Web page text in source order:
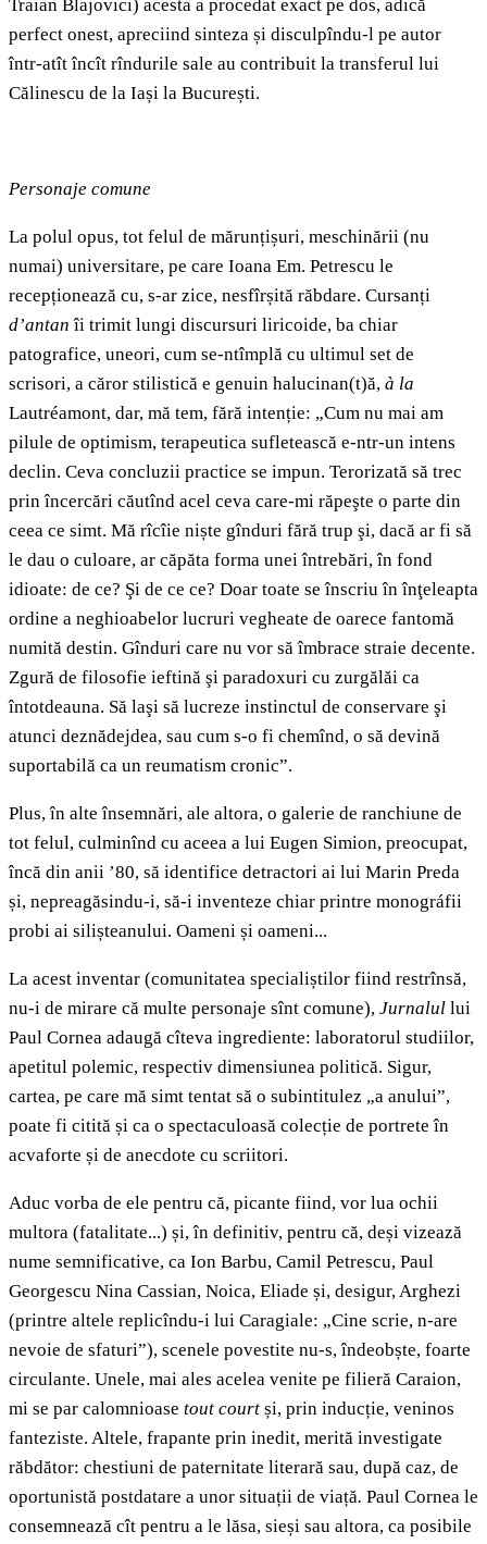
Traian Blajovici) acesta a procedat exact pe dos, adică
perfect onest, apreciind sinteza și disculpîndu-l pe autor
într-atît încît rîndurile sale au contribuit la transferul lui
Călinescu de la Iași la București.
Personaje comune
La polul opus, tot felul de mărunțișuri, meschinării (nu
numai) universitare, pe care Ioana Em. Petrescu le
recepționează cu, s-ar zice, nesfîrșită răbdare. Cursanți
d’antanîi trimit lungi discursuri liricoide, ba chiar
patografice, uneori, cum se-ntîmplă cu ultimul set de
scrisori, a căror stilistică e genuin halucinan(t)ă, à la
Lautréamont, dar, mă tem, fără intenție: „Cum nu mai am
pilule de optimism, terapeutica sufletească e-ntr-un intens
declin. Ceva concluzii practice se impun. Terorizată să trec
prin încercări căutînd acel ceva care-mi răpeşte o parte din
ceea ce simt. Mă rîcîie niște gînduri fără trup şi, dacă ar fi să
le dau o culoare, ar căpăta forma unei întrebări, în fond
idioate: de ce? Şi de ce ce? Doar toate se înscriu în înţeleapta
ordine a neghioabelor lucruri vegheate de oarece fantomă
numită destin. Gînduri care nu vor să îmbrace straie decente.
Zgură de filosofie ieftină şi paradoxuri cu zurgălăi ca
întotdeauna. Să laşi să lucreze instinctul de conservare şi
atunci deznădejdea, sau cum s-o fi chemînd, o să devină
suportabilă ca un reumatism cronic”.
Plus, în alte însemnări, ale altora, o galerie de ranchiune de
tot felul, culminînd cu aceea a lui Eugen Simion, preocupat,
încă din anii ’80, să identifice detractori ai lui Marin Preda
și, nepreagăsindu-i, să-i inventeze chiar printre monográfii
probi ai silișteanului. Oameni și oameni...
La acest inventar (comunitatea specialiștilor fiind restrînsă,
nu-i de mirare că multe personaje sînt comune), Jurnalul lui
Paul Cornea adaugă cîteva ingrediente: laboratorul studiilor,
apetitul polemic, respectiv dimensiunea politică. Sigur,
cartea, pe care mă simt tentat să o subintitulez „a anului”,
poate fi citită și ca o spectaculoasă colecție de portrete în
acvaforte și de anecdote cu scriitori.
Aduc vorba de ele pentru că, picante fiind, vor lua ochii
multora (fatalitate...) și, în definitiv, pentru că, deși vizează
nume semnificative, ca Ion Barbu, Camil Petrescu, Paul
Georgescu Nina Cassian, Noica, Eliade și, desigur, Arghezi
(printre altele replicîndu-i lui Caragiale: „Cine scrie, n-are
nevoie de sfaturi”), scenele povestite nu-s, îndeobște, foarte
circulante. Unele, mai ales acelea venite pe filieră Caraion,
mi se par calomnioase tout court și, prin inducție, veninos
fanteziste. Altele, frapante prin inedit, merită investigate
răbdător: chestiuni de paternitate literară sau, după caz, de
oportunistă postdatare a unor situații de viață. Paul Cornea le
consemnează cît pentru a le lăsa, sieși sau altora, ca posibile